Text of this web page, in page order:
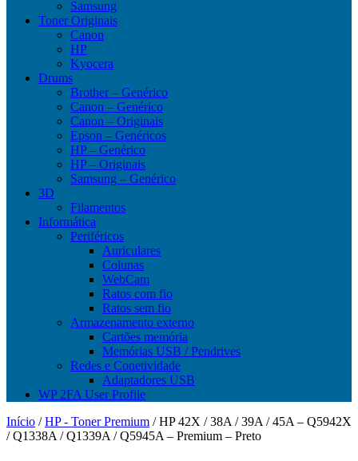
Samsung
Toner Originais
Canon
HP
Kyocera
Drums
Brother – Genérico
Canon – Genérico
Canon – Originais
Epson – Genéricos
HP – Genérico
HP – Originais
Samsung – Genérico
3D
Filamentos
Informática
Periféricos
Auriculares
Colunas
WebCam
Ratos com fio
Ratos sem fio
Armazenamento externo
Cartões memória
Memórias USB / Pendrives
Redes e Conetividade
Adaptadores USB
WP 2FA User Profile
Início /HP - Toner Premium / HP 42X / 38A / 39A / 45A – Q5942X
/ Q1338A / Q1339A / Q5945A – Premium – Preto